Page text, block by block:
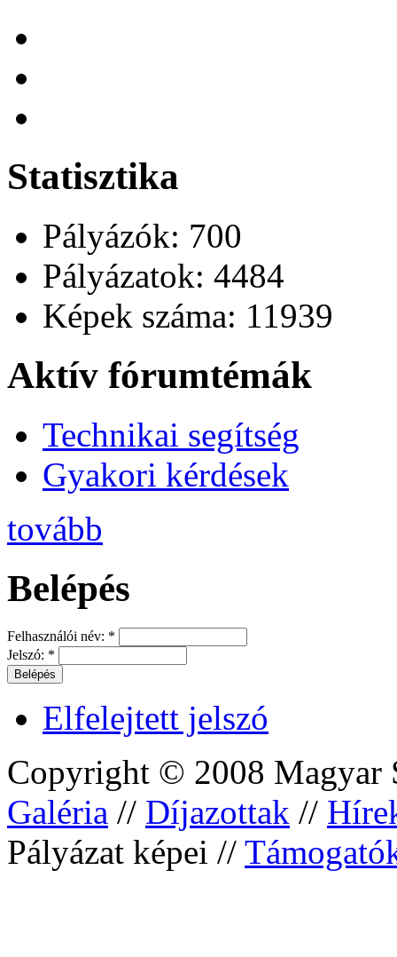
Statisztika
Pályázók: 700
Pályázatok: 4484
Képek száma: 11939
Aktív fórumtémák
Technikai segítség
Gyakori kérdések
tovább
Belépés
Felhasználói név: *
Jelszó: *
Elfelejtett jelszó
Copyright © 2008 Magyar
Galéria // Díjazottak //
Pályázat képei //